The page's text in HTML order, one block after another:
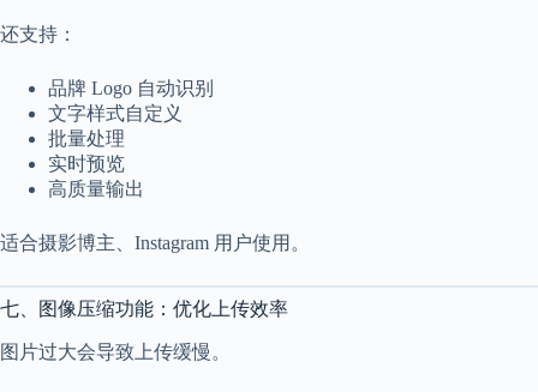
还支持：
品牌 Logo 自动识别
文字样式自定义
批量处理
实时预览
高质量输出
适合摄影博主、Instagram 用户使用。
七、图像压缩功能：优化上传效率
图片过大会导致上传缓慢。